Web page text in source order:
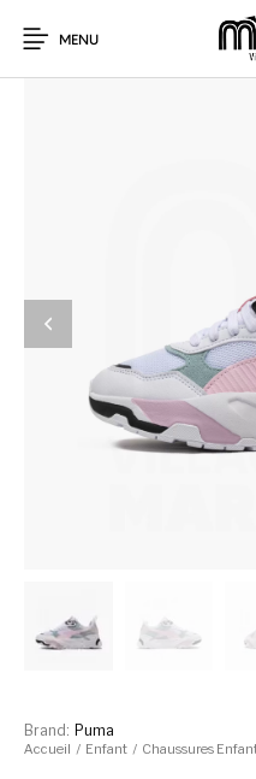
MENU
Accueil / Enfant / Chaussures
Brand: Puma